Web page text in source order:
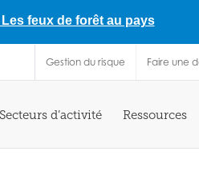
Gestion du risque Faire une
Secteurs d’activité Ressources
feux de forêt au pays